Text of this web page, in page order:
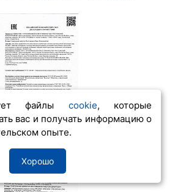
на щиты ЩУВДУ
файлыcookie, которые
вас и получать информацию о
опыте.
Хорошо